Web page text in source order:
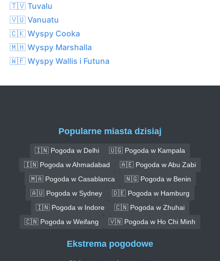
🇹🇻 Tuvalu
🇻🇺 Vanuatu
🇨🇰 Wyspy Cooka
🇲🇭 Wyspy Marshalla
🇼🇫 Wyspy Wallis i Futuna
Popularne miasta dzisiaj
🇮🇳 Pogoda w Delhi
🇺🇬 Pogoda w Kampala
🇮🇳 Pogoda w Ahmadabad
🇦🇪 Pogoda w Abu Zabi
🇲🇦 Pogoda w Casablanca
🇳🇬 Pogoda w Benin
🇦🇺 Pogoda w Sydney
🇩🇪 Pogoda w Hamburg
🇮🇳 Pogoda w Indore
🇨🇳 Pogoda w Zhuhai
🇨🇳 Pogoda w Weifang
🇻🇳 Pogoda w Ho Chi Minh
Ekstrema pogodowe